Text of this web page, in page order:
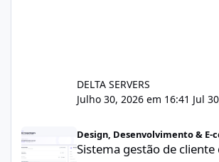
DELTA SERVERS
Julho 30, 2026 em 16:41 Jul
Design, Desenvolvimento & E-
Sistema gestão de